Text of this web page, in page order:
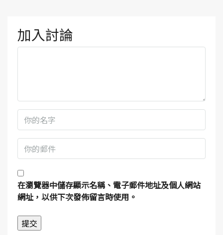
加入討論
在瀏覽器中儲存顯示名稱、電子郵件地址及個人網站
網址，以供下次發佈留言時使用。